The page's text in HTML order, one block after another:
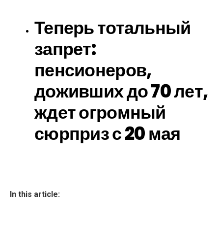
Теперь тотальный
запрет:
пенсионеров,
доживших до 70 лет,
ждет огромный
сюрприз с 20 мая
In this article: